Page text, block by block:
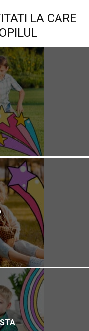
LA CARE